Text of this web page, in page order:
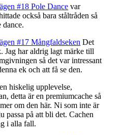
#18 Pole Dance var
också bara ståltråden så
#17 Mångfaldseken Det
Jag har aldrig lagt märke till
så det var intressant
ek och att få se den.
hiskelig upplevelse,
detta är en premiumcache så
om den här. Ni som inte är
passa på att bli det. Cachen
i alla fall.